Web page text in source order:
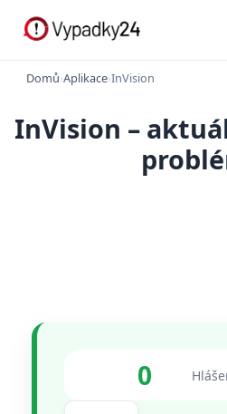
Domů›Aplikace›InVision
InVision –
0